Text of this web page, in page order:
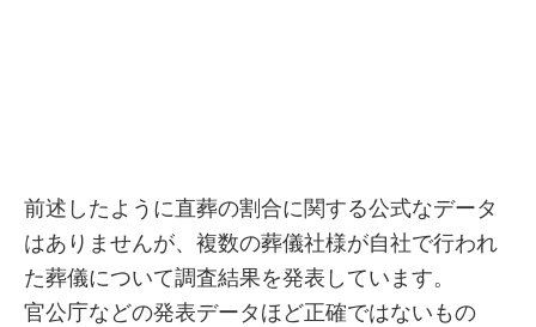
前述したように直葬の割合に関する公式なデータ
はありませんが、複数の葬儀社様が自社で行われ
た葬儀について調査結果を発表しています。
官公庁などの発表データほど正確ではないもの